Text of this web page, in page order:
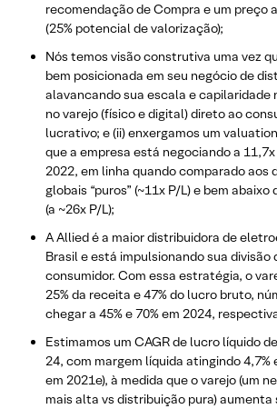
recomendação de Compra e um preço
(25% potencial de valorização);
Nós temos visão construtiva uma vez
bem posicionada em seu negócio de
alavancando sua escala e capilaridade
no varejo (físico e digital) direto ao
lucrativo; e (ii) enxergamos um
que a empresa está negociando a
2022, em linha quando comparado aos
globais “puros” (~11x P/L) e bem
(a ~26x P/L);
A Allied é a maior distribuidora de
Brasil e está impulsionando sua divisão
consumidor. Com essa estratégia, o
25% da receita e 47% do lucro bruto,
chegar a 45% e 70% em 2024,
Estimamos um CAGR de lucro líquido
24, com margem líquida atingindo 4,7%
em 2021e), à medida que o varejo (um
mais alta vs distribuição pura) aumenta